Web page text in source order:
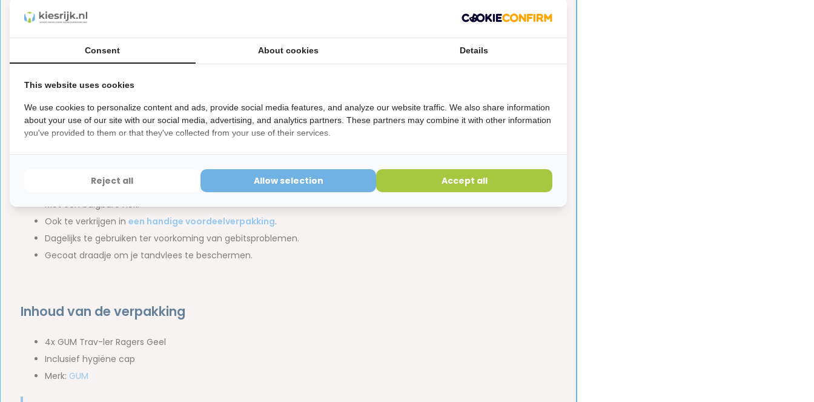
GUM Trav-ler Blauw bbb 1.6 mm 3.4 - 6.4 mm
GUM Trav-ler Grijs bbb 2 mm 7.2 mm
Eigenschappen van de gele GUM Ragers
Conische vormdie van smal naar breder loopt.
Ergonomisch handvat met een zandlopervormige handgreep.
Driehoekige borstelhaartjes met een antibacteriële bescherming.
Met een buigbare nek.
Ook te verkrijgen in een handige voordeelverpakking.
Dagelijks te gebruiken ter voorkoming van gebitsproblemen.
Gecoat draadje om je tandvlees te beschermen.
Inhoud van de verpakking
4x GUM Trav-ler Ragers Geel
Inclusief hygiëne cap
Merk: GUM
Consent About cookies Details
This website uses cookies
We use cookies to personalize content and ads, provide social media features, and analyze our website traffic. We also share information
about your use of our site with our social media, advertising, and analytics partners. These partners may combine it with other information
you've provided to them or that they've collected from your use of their services.
Reject all Allow selection Accept all